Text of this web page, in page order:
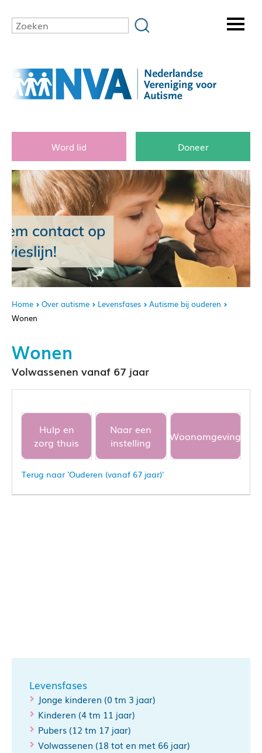
Word lid Doneer
Home Over autisme Levensfases
Autisme bij ouderen
Wonen
Wonen
Volwassenen vanaf 67 jaar
Hulp en
zorg thuis
Naar een
instelling
Woonomgeving
Terug naar 'Ouderen (vanaf 67 jaar)'
Levensfases
Jonge kinderen (0 tm 3 jaar)
Kinderen (4 tm 11 jaar)
Pubers (12 tm 17 jaar)
Volwassenen (18 tot en met 66 jaar)